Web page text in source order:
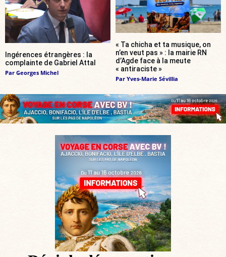
Ingérences étrangères : la
complainte de Gabriel Attal
Par Georges Michel
« Ta chicha et ta musique, on
n’en veut pas » : la mairie RN
d’Agde face à la meute
« antiraciste »
Par Yves-Marie Sévillia